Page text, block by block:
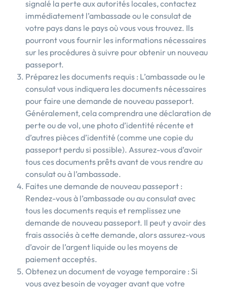
signalé la perte aux autorités locales, contactez
immédiatement l’ambassade ou le consulat de
votre pays dans le pays où vous vous trouvez. Ils
pourront vous fournir les informations nécessaires
sur les procédures à suivre pour obtenir un nouveau
passeport.
Préparez les documents requis : L’ambassade ou le
consulat vous indiquera les documents nécessaires
pour faire une demande de nouveau passeport.
Généralement, cela comprendra une déclaration de
perte ou de vol, une photo d’identité récente et
d’autres pièces d’identité (comme une copie du
passeport perdu si possible). Assurez-vous d’avoir
tous ces documents prêts avant de vous rendre au
consulat ou à l’ambassade.
Faites une demande de nouveau passeport :
Rendez-vous à l’ambassade ou au consulat avec
tous les documents requis et remplissez une
demande de nouveau passeport. Il peut y avoir des
frais associés à cette demande, alors assurez-vous
d’avoir de l’argent liquide ou les moyens de
paiement acceptés.
Obtenez un document de voyage temporaire : Si
vous avez besoin de voyager avant que votre